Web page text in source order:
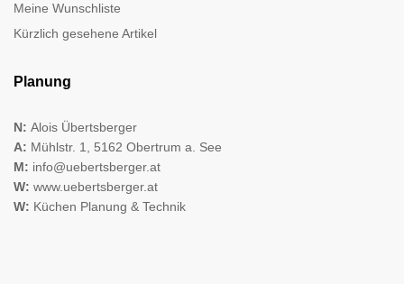
Meine Wunschliste
Kürzlich gesehene Artikel
Planung
N: Alois Übertsberger
A: Mühlstr. 1, 5162 Obertrum a. See
M: info@uebertsberger.at
W: www.uebertsberger.at
W: Küchen Planung & Technik